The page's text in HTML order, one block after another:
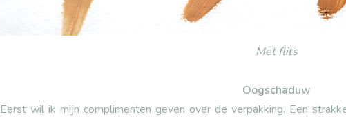
Met flits
Oogschaduw
Eerst wil ik mijn complimenten geven over de verpakking. Een